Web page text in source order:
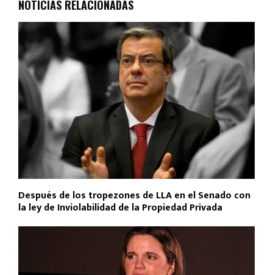
NOTICIAS RELACIONADAS
Después de los tropezones de LLA en el Senado con
la ley de Inviolabilidad de la Propiedad Privada